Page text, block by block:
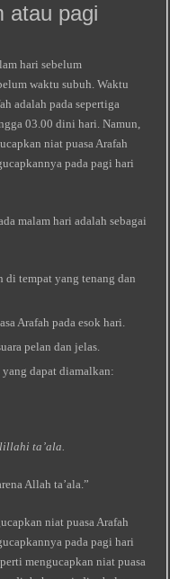
atau pagi
hari sebelum
waktu subuh. Waktu
adalah pada sepertiga
03.00 dini hari. Namun,
niat puasa Arafah
pada pagi hari
malam hari adalah sebagai
di tempat yang tenang dan
Arafah pada esok hari.
pelan dan jelas.
dapat diamalkan:
ta’ala.
Allah ta’ala.”
niat puasa Arafah
pada pagi hari
mengucapkan niat puasa